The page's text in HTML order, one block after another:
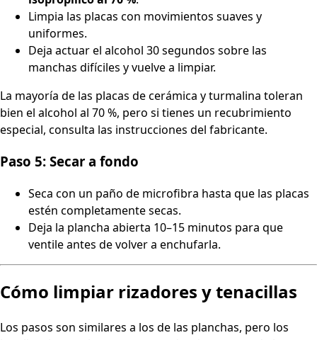
Limpia las placas con movimientos suaves y
uniformes.
Deja actuar el alcohol 30 segundos sobre las
manchas difíciles y vuelve a limpiar.
La mayoría de las placas de cerámica y turmalina toleran
bien el alcohol al 70 %, pero si tienes un recubrimiento
especial, consulta las instrucciones del fabricante.
Paso 5: Secar a fondo
Seca con un paño de microfibra hasta que las placas
estén completamente secas.
Deja la plancha abierta 10–15 minutos para que
ventile antes de volver a enchufarla.
Cómo limpiar rizadores y tenacillas
Los pasos son similares a los de las planchas, pero los